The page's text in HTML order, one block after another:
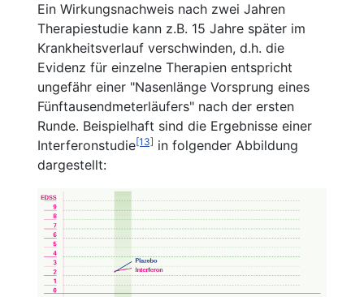
Ein Wirkungsnachweis nach zwei Jahren
Therapiestudie kann z.B. 15 Jahre später im
Krankheitsverlauf verschwinden, d.h. die
Evidenz für einzelne Therapien entspricht
ungefähr einer "Nasenlänge Vorsprung eines
Fünftausendmeterläufers" nach der ersten
Runde. Beispielhaft sind die Ergebnisse einer
Interferonstudie[13] in folgender Abbildung
dargestellt: